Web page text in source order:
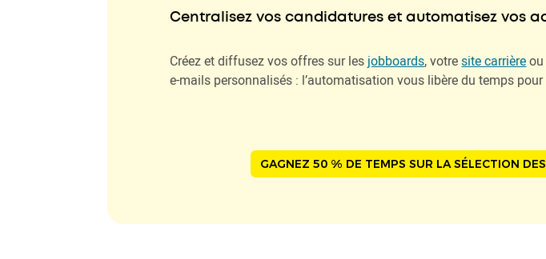
Centralisez vos candidatures et automatisez vos
Créez et diffusez vos offres sur les jobboards, votresite carrière
e-mails personnalisés : l’automatisation vous libère du temps pour
GAGNEZ 50 % DE TEMPS SUR LA SÉLECTION